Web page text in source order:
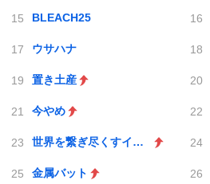
BLEACH25
ウサハナ
置き土産
今やめ
世界を繋ぎ尽くすインターネット巫女
金属バット